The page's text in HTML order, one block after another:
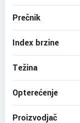
Prečnik
Index brzine
Težina
Opterećenje
Proizvodjač